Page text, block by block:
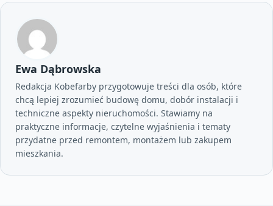
Ewa Dąbrowska
Redakcja Kobefarby przygotowuje treści dla osób, które
chcą lepiej zrozumieć budowę domu, dobór instalacji i
techniczne aspekty nieruchomości. Stawiamy na
praktyczne informacje, czytelne wyjaśnienia i tematy
przydatne przed remontem, montażem lub zakupem
mieszkania.